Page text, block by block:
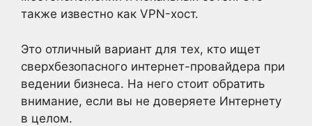
также известно как VPN-хост.
Это отличный вариант для тех, кто ищет
сверхбезопасного интернет-провайдера при
ведении бизнеса. На него стоит обратить
внимание, если вы не доверяете Интернету
в целом.